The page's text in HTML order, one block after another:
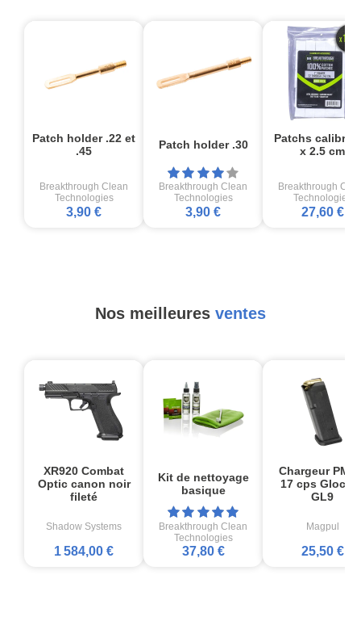
Patch holder .22 et
.45
Breakthrough Clean
Technologies
3,90 €
Patch holder .30
Breakthrough Clean
Technologies
3,90 €
Patchs calibre
x 2.5 cm
Breakthrough
Technologies
27,60 €
Nos meilleures ventes
XR920 Combat
Optic canon noir
fileté
Shadow Systems
1 584,00 €
Kit de nettoyage
basique
Breakthrough Clean
Technologies
37,80 €
Chargeur
17 cps
GL9
Magpul
25,50 €